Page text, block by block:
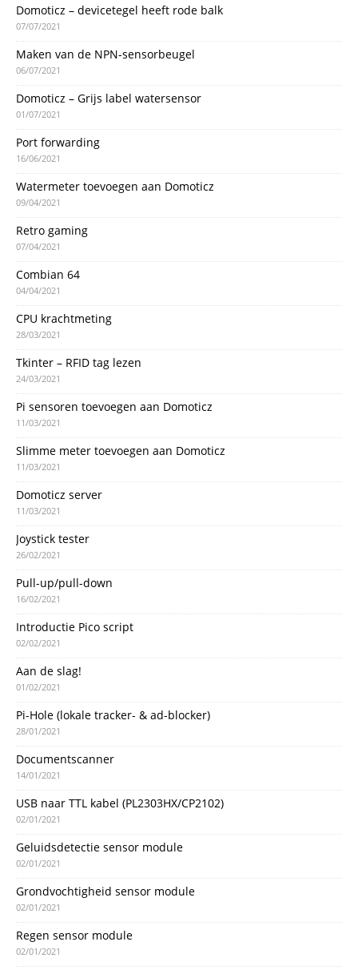
Domoticz – devicetegel heeft rode balk
07/07/2021
Maken van de NPN-sensorbeugel
06/07/2021
Domoticz – Grijs label watersensor
01/07/2021
Port forwarding
16/06/2021
Watermeter toevoegen aan Domoticz
09/04/2021
Retro gaming
07/04/2021
Combian 64
04/04/2021
CPU krachtmeting
28/03/2021
Tkinter – RFID tag lezen
24/03/2021
Pi sensoren toevoegen aan Domoticz
11/03/2021
Slimme meter toevoegen aan Domoticz
11/03/2021
Domoticz server
11/03/2021
Joystick tester
26/02/2021
Pull-up/pull-down
16/02/2021
Introductie Pico script
02/02/2021
Aan de slag!
01/02/2021
Pi-Hole (lokale tracker- & ad-blocker)
28/01/2021
Documentscanner
14/01/2021
USB naar TTL kabel (PL2303HX/CP2102)
02/01/2021
Geluidsdetectie sensor module
02/01/2021
Grondvochtigheid sensor module
02/01/2021
Regen sensor module
02/01/2021